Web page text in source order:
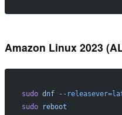
Amazon Linux 2023
sudo dnf --
sudo reboot